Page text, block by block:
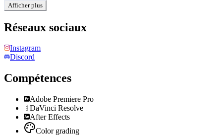
Afficher plus
Réseaux sociaux
Instagram
Discord
Compétences
Adobe Premiere Pro
DaVinci Resolve
After Effects
Color grading